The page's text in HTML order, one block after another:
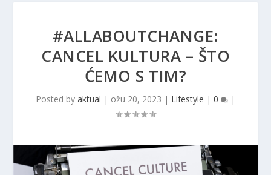
#ALLABOUTCHANGE:
CANCEL KULTURA – ŠTO
ĆEMO S TIM?
Posted by aktual | ožu 20, 2023 | Lifestyle | 0 |